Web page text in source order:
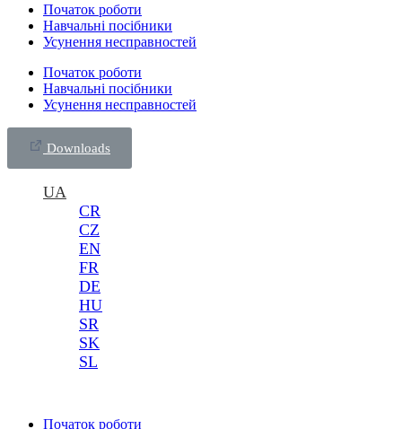
Початок роботи
Навчальні посібники
Усунення несправностей
Початок роботи
Навчальні посібники
Усунення несправностей
Downloads
UA
CR
CZ
EN
FR
DE
HU
SR
SK
SL
Початок роботи